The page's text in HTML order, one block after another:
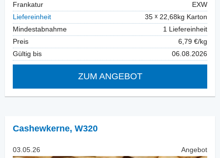
Frankatur
EXW
Liefereinheit
35
22,68kg Karton
Mindestabnahme
1 Liefereinheit
Preis
6,79 €/kg
Gültig bis
06.08.2026
ZUM ANGEBOT
Cashewkerne, W320
03.05.26 Angebot